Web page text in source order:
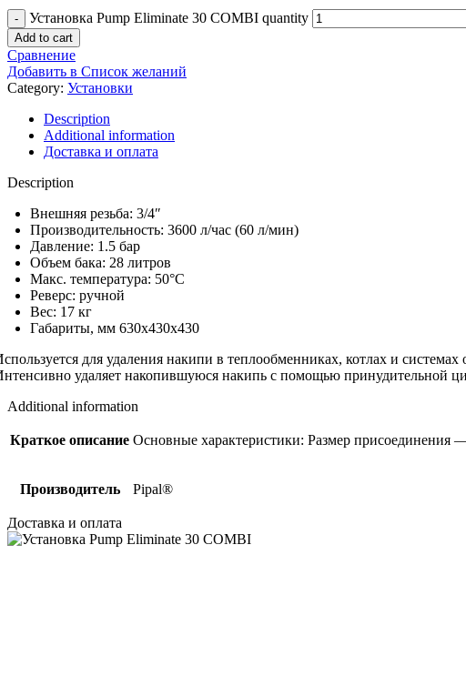
Установка Pump Eliminate 30 COMBI quantity
Add to cart
Сравнение
Добавить в Список желаний
Category: Установки
Description
Additional information
Доставка и оплата
Description
Внешняя резьба: 3/4″
Производительность: 3600 л/час (60 л/мин)
Давление: 1.5 бар
Объем бака: 28 литров
Макс. температура: 50°C
Реверс: ручной
Вес: 17 кг
Габариты, мм 630х430х430
для удаления накипи в теплообменниках, котлах и системах
удаляет накопившуюся накипь с помощью принудительной
Additional information
Краткое описание Основные характеристики: Размер
Производитель Pipal®
Доставка и оплата